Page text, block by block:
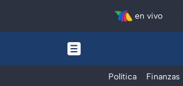
en vivo
Política Finanzas